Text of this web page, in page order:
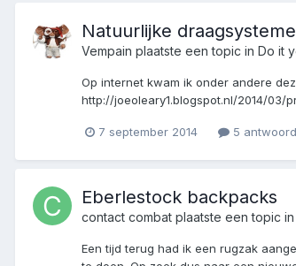
Natuurlijke
Vempain plaatste een topic in Do it
Op internet kwam ik onder andere
http://joeoleary1.blogspot.nl/2014/03/
7 september 2014 5
Eberlestock backpacks
contact combat plaatste een topic in
Een tijd terug had ik een rugzak